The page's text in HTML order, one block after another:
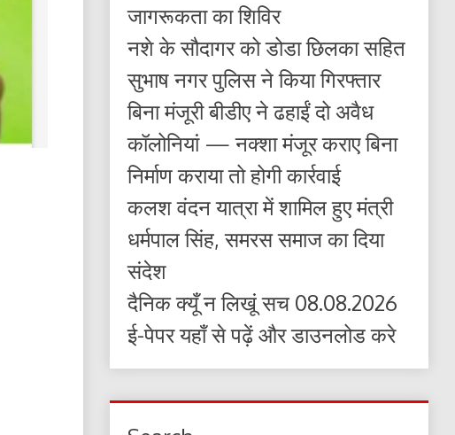
जागरूकता का शिविर
नशे के सौदागर को डोडा छिलका सहित
सुभाष नगर पुलिस ने किया गिरफ्तार
बिना मंजूरी बीडीए ने ढहाईं दो अवैध
कॉलोनियां — नक्शा मंजूर कराए बिना
निर्माण कराया तो होगी कार्रवाई
कलश वंदन यात्रा में शामिल हुए मंत्री
धर्मपाल सिंह, समरस समाज का दिया
संदेश
दैनिक क्यूँ न लिखूं सच 08.08.2026
ई-पेपर यहाँ से पढ़ें और डाउनलोड करे